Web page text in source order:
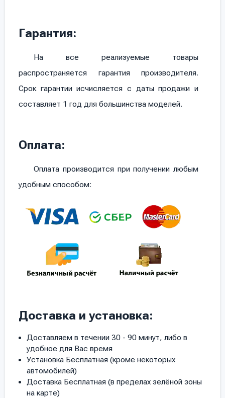
Гарантия:
На все реализуемые товары
распространяется гарантия производителя.
Срок гарантии исчисляется с даты продажи и
составляет 1 год для большинства моделей.
Оплата:
Оплата производится при получении любым
удобным способом:
Доставка и установка:
Доставляем в течении 30 - 90 минут, либо в
удобное для Вас время
Установка Бесплатная (кроме некоторых
автомобилей)
Доставка Бесплатная (в пределах зелёной зоны
на карте)